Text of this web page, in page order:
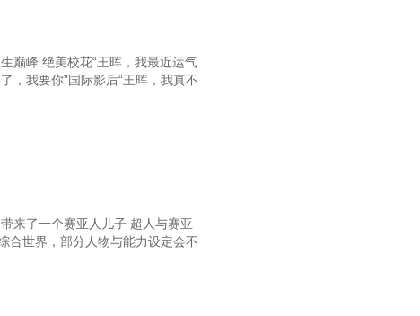
巅峰 绝美校花“王晖，我最近运气
，我要你”国际影后“王晖，我真不
来了一个赛亚人儿子 超人与赛亚
合世界，部分人物与能力设定会不